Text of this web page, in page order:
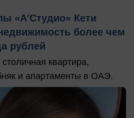
«А'Студио» Кети
более чем
рублей
квартира,
и апартаменты в ОАЭ.